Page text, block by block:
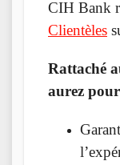
CIH Bank
Clientèles
Rattaché
aurez